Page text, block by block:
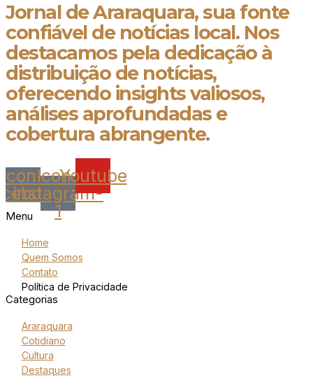
Jornal de Araraquara, sua fonte
confiável de notícias local. Nos
destacamos pela dedicação à
distribuição de notícias,
oferecendo insights valiosos,
análises aprofundadas e
cobertura abrangente.
Icon-Icon-
instagram-
1
Youtube
Menu
Home
Quem Somos
Contato
Política de Privacidade
Categorias
Araraquara
Cotidiano
Cultura
Destaques